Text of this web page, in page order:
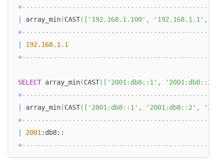
+
array_min(CAST( [ '192.168.1.100' , '192.168.1.1' ,
+
192.168.1 .1
+
SELECT array_min(CAST( [ '2001:db8::1' , '2001:db8::2'
+
array_min(CAST( [ '2001:db8::1' , '2001:db8::2' ,
+
2001
+